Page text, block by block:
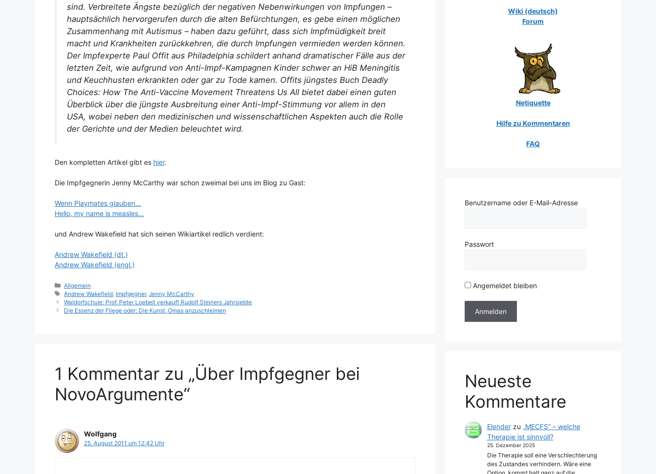
sind. Verbreitete Ängste bezüglich der negativen Nebenwirkungen von Impfungen –
hauptsächlich hervorgerufen durch die alten Befürchtungen, es gebe einen möglichen
Zusammenhang mit Autismus – haben dazu geführt, dass sich Impfmüdigkeit breit
macht und Krankheiten zurückkehren, die durch Impfungen vermieden werden können.
Der Impfexperte Paul Offit aus Philadelphia schildert anhand dramatischer Fälle aus der
letzten Zeit, wie aufgrund von Anti-Impf-Kampagnen Kinder schwer an HiB Meningitis
und Keuchhusten erkrankten oder gar zu Tode kamen. Offits jüngstes Buch Deadly
Choices: How The Anti-Vaccine Movement Threatens Us All bietet dabei einen guten
Überblick über die jüngste Ausbreitung einer Anti-Impf-Stimmung vor allem in den
USA, wobei neben den medizinischen und wissenschaftlichen Aspekten auch die Rolle
der Gerichte und der Medien beleuchtet wird.
Den kompletten Artikel gibt es hier.
Die Impfgegnerin Jenny McCarthy war schon zweimal bei uns im Blog zu Gast:
Wenn Playmates glauben…
Hello, my name is measles…
und Andrew Wakefield hat sich seinen Wikiartikel redlich verdient:
Andrew Wakefield (dt.)
Andrew Wakefield (engl.)
Kategorien
Allgemein
Schlagwörter
Andrew Wakefield Impfgegner,Jenny McCarthy
Waldorfschule: Prof. Peter Loebell verkauft Rudolf Steiners Jahrsiebte
Die Essenz der Fliege oder: Die Kunst, Omas anzuschleimen
1 Kommentar zu „Über Impfgegner bei
NovoArgumente“
Wolfgang
25. August 2011 um 12:42 Uhr
Wiki (deutsch)
Forum
Netiquette
Hilfe zu Kommentaren
FAQ
Benutzername oder E-Mail-Adresse
Passwort
Angemeldet bleiben
Neueste
Kommentare
Elenderzu „MECFS“ – welche
Therapie ist sinnvoll?
25. Dezember 2025
Die Therapie soll eine Verschlechterung
des Zustandes verhindern. Wäre eine